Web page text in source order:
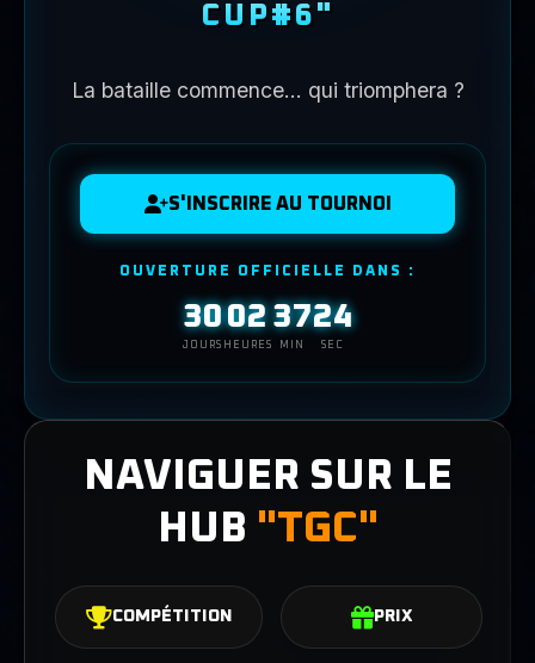
CUP# 6 "
La bataille commence… qui triomphera ?
S'INSCRIRE AU TOURNOI
OUVERTURE OFFICIELLE DANS :
30
JOURS
02
HEURES
37
MIN
24
SEC
NAVIGUER SUR LE
HUB "TGC"
COMPÉTITION PRIX